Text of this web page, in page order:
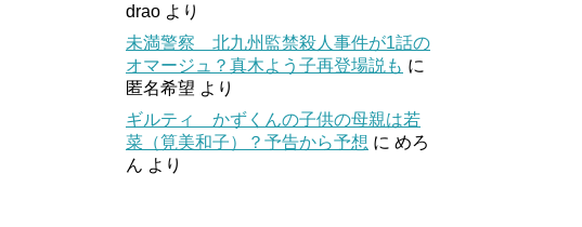
drao より
未満警察 北九州監禁殺人事件が1話の
オマージュ？真木よう子再登場説も に
匿名希望 より
ギルティ かずくんの子供の母親は若
菜（筧美和子）？予告から予想 に めろ
ん より